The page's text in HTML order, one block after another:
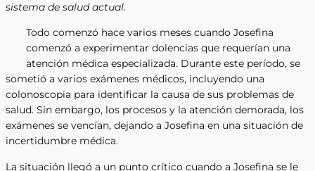
sistema de salud actual.
Todo comenzó hace varios meses cuando Josefina
comenzó a experimentar dolencias que requerían una
atención médica especializada. Durante este período, se
sometió a varios exámenes médicos, incluyendo una
colonoscopia para identificar la causa de sus problemas de
salud. Sin embargo, los procesos y la atención demorada, los
exámenes se vencían, dejando a Josefina en una situación de
incertidumbre médica.
La situación llegó a un punto crítico cuando a Josefina se le